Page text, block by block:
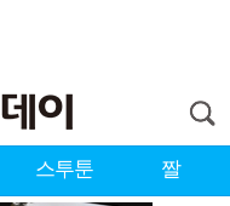
스투툰 짤